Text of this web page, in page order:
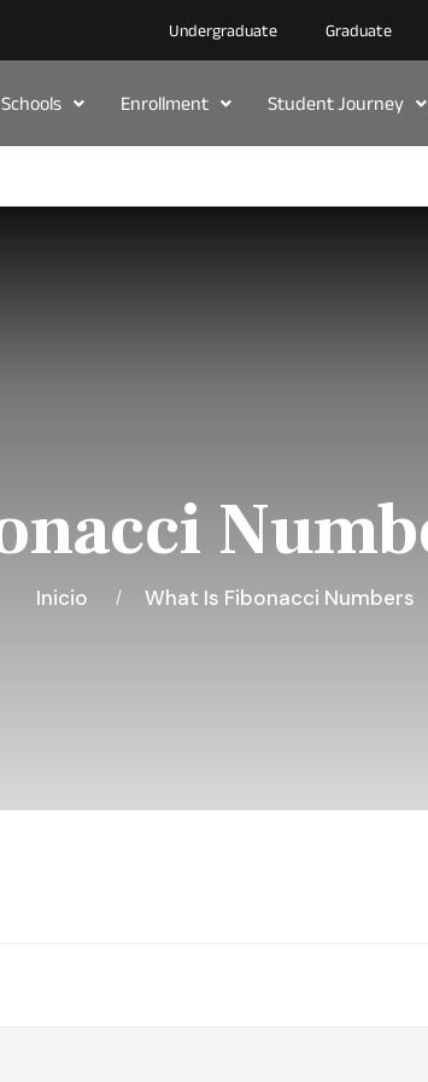
Undergraduate Graduate
Schools Enrollment Student Journey
Inicio What Is Fibonacci Numbers